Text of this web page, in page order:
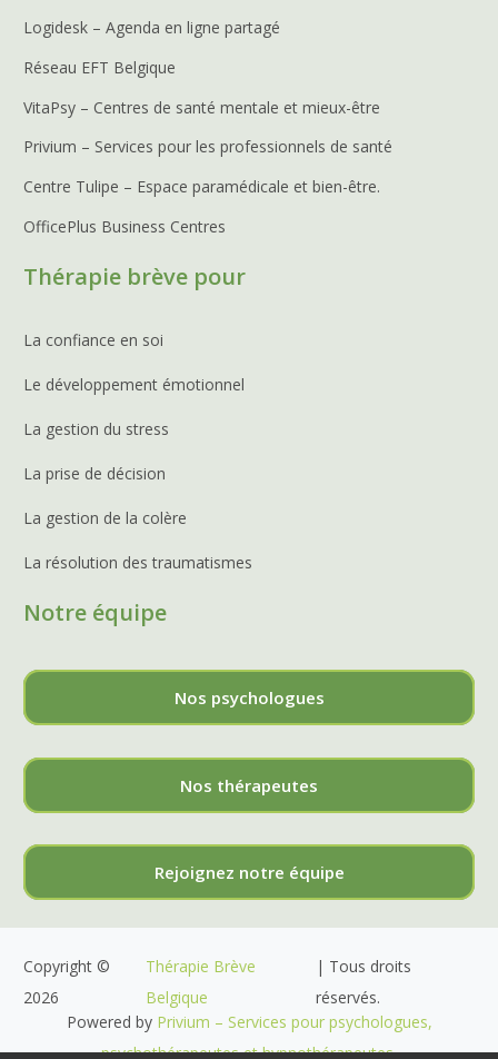
Logidesk – Agenda en ligne partagé
Réseau EFT Belgique
VitaPsy – Centres de santé mentale et mieux-être
Privium – Services pour les professionnels de santé
Centre Tulipe – Espace paramédicale et bien-être.
OfficePlus Business Centres
Thérapie brève pour
La confiance en soi
Le développement émotionnel
La gestion du stress
La prise de décision
La gestion de la colère
La résolution des traumatismes
Notre équipe
Nos psychologues
Nos thérapeutes
Rejoignez notre équipe
Copyright ©
2026
Thérapie Brève
Belgique
| Tous droits
réservés.
Powered by Privium – Services pour psychologues,
psychothérapeutes et hypnothérapeutes.